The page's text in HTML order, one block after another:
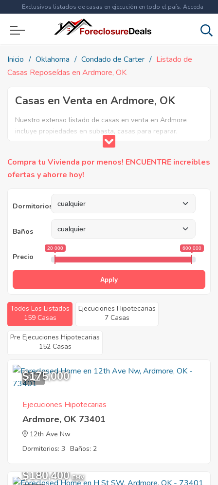
Exclusivos listados de casas en ejecución en todo el país. Acceda
ahora a
Inicio Oklahoma Condado de Carter
Listado de
Casas Reposeídas en Ardmore, OK
Casas en Venta en Ardmore, OK
Nuestro extenso listado de casas en venta en Ardmore
incluye propiedades en subasta, casas para reparar,
apartamentos reposeidos por el banco, ejecuciones
que necesita y aproveche estas increibles ofertas en Bienes
Raíces en Ardmore, Oklahoma.
Compra tu Vivienda por menos! ENCUENTRE increíbles
ofertas y ahorre hoy!
Dormitorios
Baños
Precio
20 000 600 000
Apply
Todos Los Listados
159 Casas
Ejecuciones Hipotecarias
7 Casas
Pre Ejecuciones Hipotecarias
152 Casas
9
$175,000
Ejecuciones Hipotecarias
Ardmore, OK 73401
12th Ave Nw
Dormitorios: 3 Baños: 2
$180,400 EMV